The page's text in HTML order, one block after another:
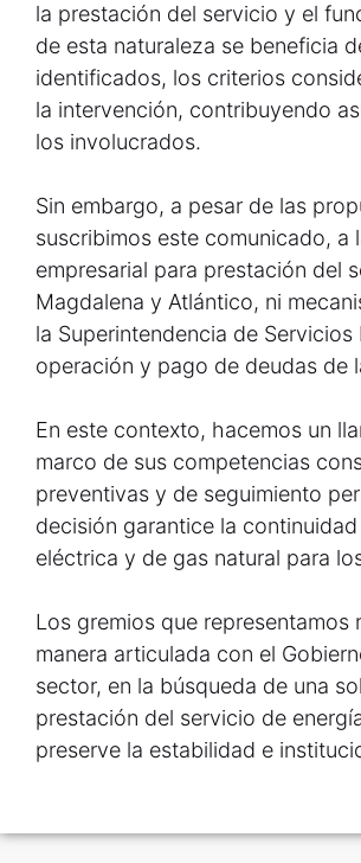
la prestación del servicio y el
de esta naturaleza se beneficia
identificados, los criterios
la intervención, contribuyendo
los involucrados.
Sin embargo, a pesar de las
suscribimos este comunicado,
empresarial para prestación del
Magdalena y Atlántico, ni
la Superintendencia de
operación y pago de deudas de
En este contexto, hacemos un
marco de sus competencias
preventivas y de seguimiento
decisión garantice la
eléctrica y de gas natural para
Los gremios que
manera articulada con el
sector, en la búsqueda de una
prestación del servicio de
preserve la estabilidad e